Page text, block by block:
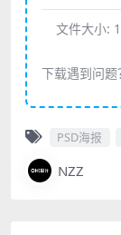
文件大小:
下载遇到问
PSD海报
NZZ